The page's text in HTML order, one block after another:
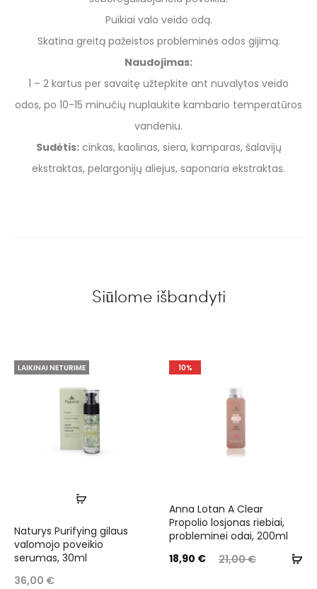
Puikiai valo veido odą.
Skatina greitą pažeistos probleminės odos gijimą.
Naudojimas:
1 – 2 kartus per savaitę užtepkite ant nuvalytos veido
odos, po 10-15 minučių nuplaukite kambario temperatūros
vandeniu.
Sudėtis:cinkas, kaolinas, siera, kamparas, šalavijų
ekstraktas, pelargonijų aliejus, saponaria ekstraktas.
Siūlome išbandyti
LAIKINAI NETURIME
Naturys Purifying gilaus
valomojo poveikio
serumas, 30ml
36,00 €
10%
Anna Lotan A Clear
Propolio losjonas riebiai,
probleminei odai, 200ml
21,00€
18,90 €